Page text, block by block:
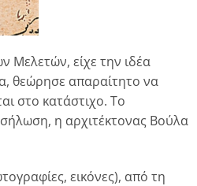
Μελετών, είχε την ιδέα
θεώρησε απαραίτητο να
στο κατάστιχο. Το
η αρχιτέκτονας Βούλα
εικόνες), από τη